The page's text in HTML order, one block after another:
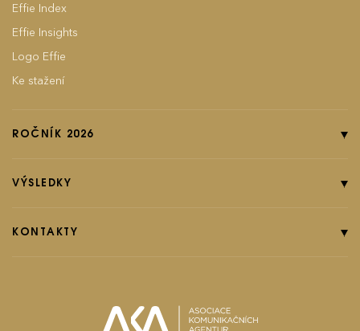
Effie Index
Effie Insights
Logo Effie
Ke stažení
ROČNÍK 2026
Pravidla soutěže
Poplatky
VÝSLEDKY
Ročník 2024
KONTAKTY
effie@effie.cz